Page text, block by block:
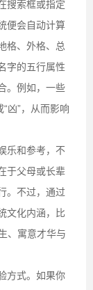
搜索框或指定
便会自动计算
格、外格、总
字的五行属性
。例如，一些
凶”，从而影响
乐和参考，不
于父母或长辈
。不过，通过
文化内涵，比
、寓意才华与
方式。如果你